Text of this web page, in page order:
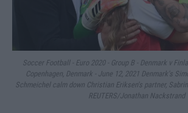
Soccer Football - Euro 2020 - Group B - Denmark v
Copenhagen, Denmark - June 12, 2021 Denmark's
Schmeichel calm down Christian Eriksen's partner,
REUTERS/Jonathan Nackstrand